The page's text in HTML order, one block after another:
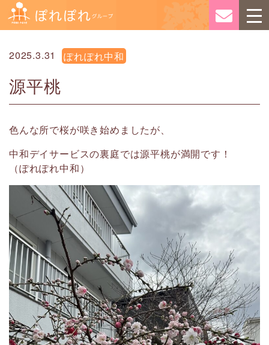
2025.3.31 ぽれぽれ中和
源平桃
色んな所で桜が咲き始めましたが、
中和デイサービスの裏庭では源平桃が満開です！
（ぽれぽれ中和）